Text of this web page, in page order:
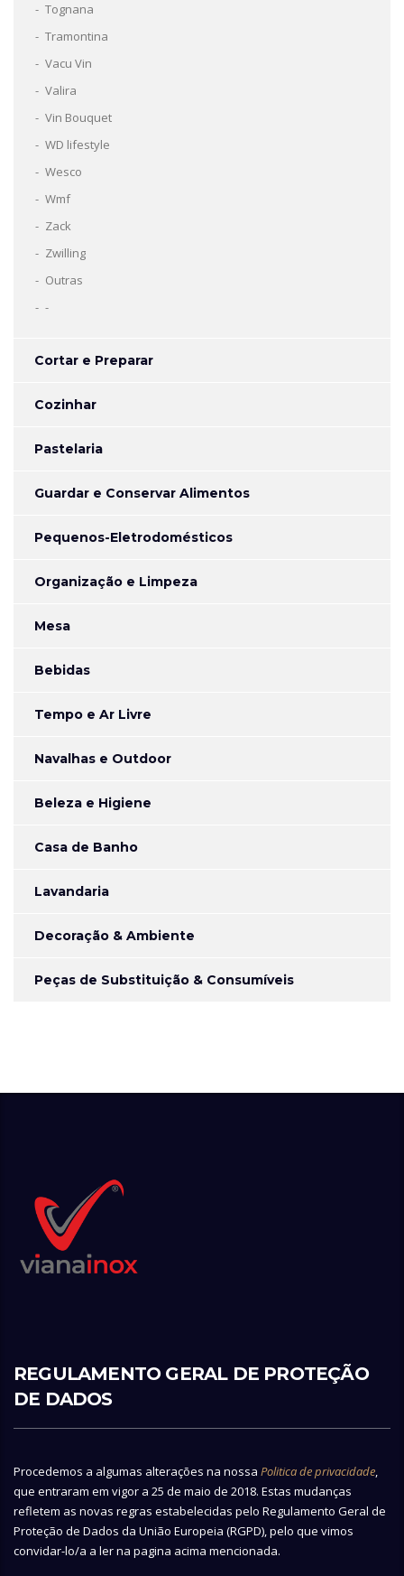
Tognana
Tramontina
Vacu Vin
Valira
Vin Bouquet
WD lifestyle
Wesco
Wmf
Zack
Zwilling
Outras
-
Cortar e Preparar
Cozinhar
Pastelaria
Guardar e Conservar Alimentos
Pequenos-Eletrodomésticos
Organização e Limpeza
Mesa
Bebidas
Tempo e Ar Livre
Navalhas e Outdoor
Beleza e Higiene
Casa de Banho
Lavandaria
Decoração & Ambiente
Peças de Substituição & Consumíveis
REGULAMENTO GERAL DE PROTEÇÃO
DE DADOS
Procedemos a algumas alterações na nossa Politica de privacidade,
que entraram em vigor a 25 de maio de 2018. Estas mudanças
refletem as novas regras estabelecidas pelo Regulamento Geral de
Proteção de Dados da União Europeia (RGPD), pelo que vimos
convidar-lo/a a ler na pagina acima mencionada.